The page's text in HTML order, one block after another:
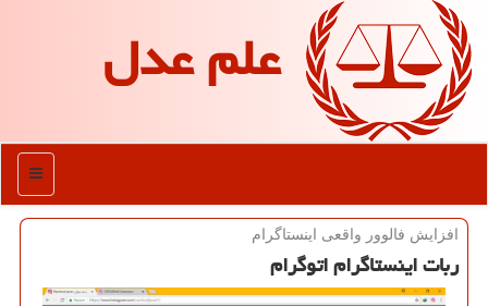
علم عدل
منو
افزایش فالوور واقعی اینستاگرام
ربات اینستاگرام اتوگرام